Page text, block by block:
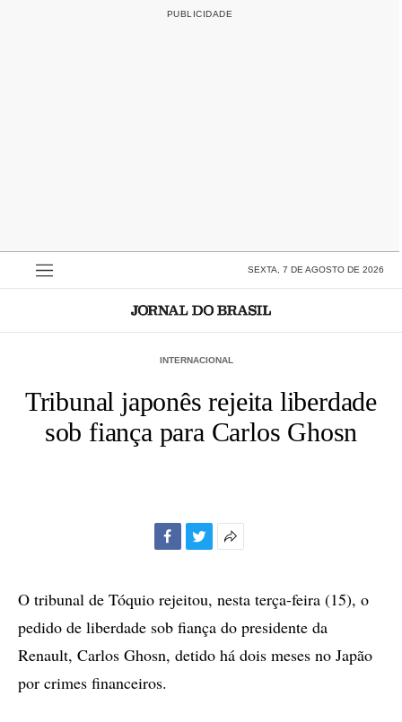
SEXTA, 7 DE AGOSTO DE 2026
INTERNACIONAL
Tribunal japonês rejeita liberdade
sob fiança para Carlos Ghosn
compartilhamento
O tribunal de Tóquio rejeitou, nesta terça-feira (15), o
pedido de liberdade sob fiança do presidente da
Renault, Carlos Ghosn, detido há dois meses no Japão
por crimes financeiros.